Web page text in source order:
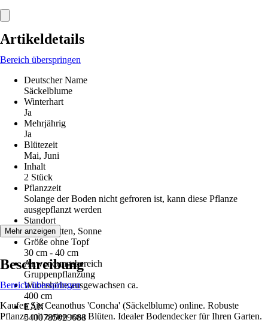
Artikeldetails
Bereich überspringen
Deutscher Name
Säckelblume
Winterhart
Ja
Mehrjährig
Ja
Blütezeit
Mai, Juni
Inhalt
2 Stück
Pflanzzeit
Solange der Boden nicht gefroren ist, kann diese Pflanze
ausgepflanzt werden
Standort
Halbschatten, Sonne
Größe ohne Topf
30 cm - 40 cm
Anwendungsbereich
Gruppenpflanzung
Wuchshöhe ausgewachsen ca.
400 cm
EAN
5400785029688
Mehr anzeigen
Beschreibung
Bereich überspringen
Kaufen Sie Ceanothus 'Concha' (Säckelblume) online. Robuste
Pflanze mit zarten rosa Blüten. Idealer Bodendecker für Ihren Garten.